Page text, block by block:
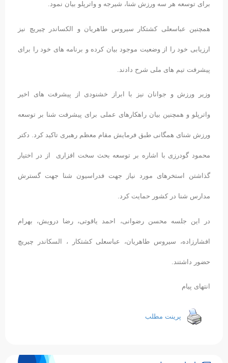
برای توسعه هر سه ورزش شنا، شیرجه و واترپلو بیان نمود.
همچنین عباسعلی کشتکار سیروس طاهریان و الکساندر چیریچ نیز
ارزیابی خود را از وضعیت موجود بیان کرده و برنامه های خود را برای
پیشرفت تیم های ملی شرح دادند.
وزیر ورزش و جوانان نیز با ابراز خشنودی از پیشرفت های اخیر
واترپلو و همچنین بیان راهکارهای عملی برای پیشرفت شنا بر توسعه
ورزش شنای همگانی طبق فرمایش مقام معظم رهبری تاکید کرد. دکتر
محمود گودرزی با اشاره بر توسعه بحث سخت افزاری از در اختیار
گذاشتن استخرهای مورد نیاز جهت فدراسیون شنا جهت گسترش
مدارس شنا در کشور حمایت کرد.
در این جلسه محسن رضوانی، احمد یاقوتی، رضا درویش، بهرام
افشارزاده، سیروس طاهریان، عباسعلی کشتکار ، السکاندر چیریچ
حضور داشتند.
انتهای پیام
پرینت مطلب